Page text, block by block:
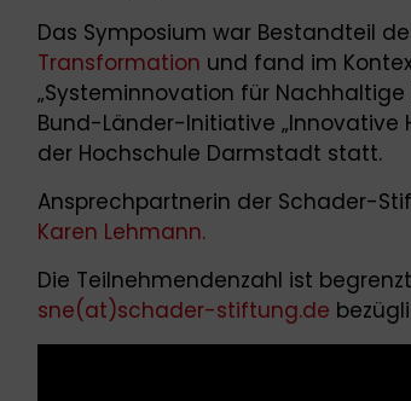
Das Symposium war Bestandteil
Transformation und fand im
„Systeminnovation für Nachhaltige
Bund-Länder-Initiative „Innovative
der Hochschule Darmstadt statt.
Ansprechpartnerin der Schader-
Karen Lehmann.
Die Teilnehmendenzahl ist
sne(at)schader-stiftung.de